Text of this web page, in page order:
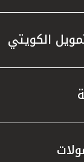
الكويتي